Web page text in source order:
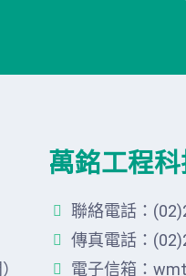
萬銘工程
聯絡電話：
傳真電話：
電子信箱：